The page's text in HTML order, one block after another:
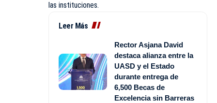
las instituciones.
Leer Más
Rector Asjana David
destaca alianza entre la
UASD y el Estado
durante entrega de
6,500 Becas de
Excelencia sin Barreras